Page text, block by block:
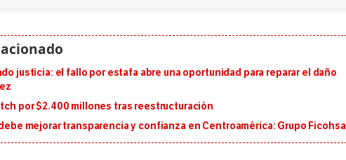
justicia: el fallo por estafa abre una oportunidad para reparar el daño
por $2.400 millones tras reestructuración
mejorar transparencia y confianza en Centroamérica: Grupo Ficohsa
7,1 se registró este martes 28 de
emergencia de gran...